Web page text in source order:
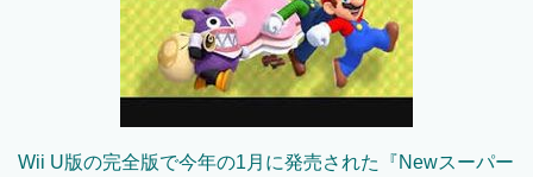
Wii U版の完全版で今年の1月に発売された『Newスーパー